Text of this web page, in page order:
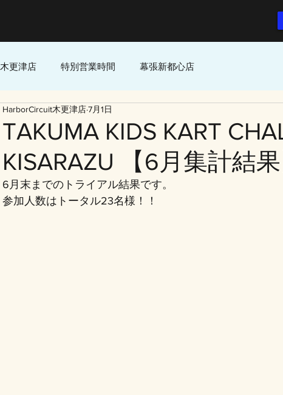
木更津店 特別営業時間 幕張新都心店
TAKUMA KIDS KART
KISARAZU 【6月集計結果
HarborCircuit木更津店7月1日
6月末までのトライアル結果です。
参加人数はトータル23名様！！